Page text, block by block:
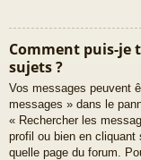
Comment puis-je
sujets ?
Vos messages peuvent
messages » dans le
« Rechercher les
profil ou bien en cliquant
quelle page du forum.